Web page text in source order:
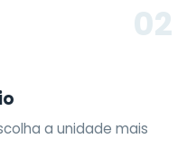
02
a unidade mais